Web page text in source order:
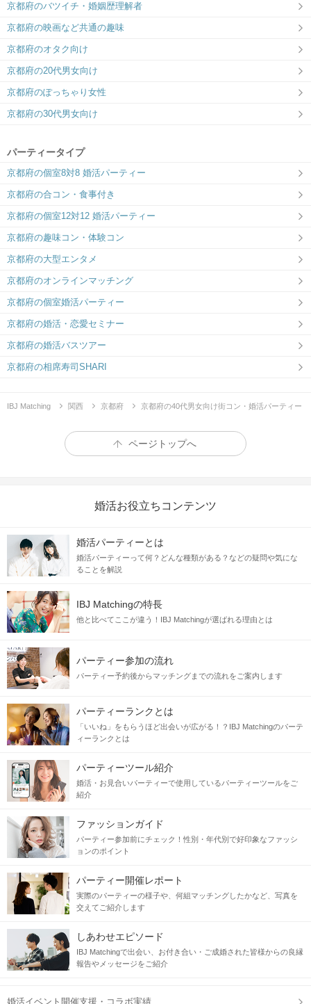
京都府のバツイチ・婚姻歴理解者
京都府の映画など共通の趣味
京都府のオタク向け
京都府の20代男女向け
京都府のぽっちゃり女性
京都府の30代男女向け
パーティータイプ
京都府の個室8対8 婚活パーティー
京都府の合コン・食事付き
京都府の個室12対12 婚活パーティー
京都府の趣味コン・体験コン
京都府の大型エンタメ
京都府のオンラインマッチング
京都府の個室婚活パーティー
京都府の婚活・恋愛セミナー
京都府の婚活バスツアー
京都府の相席寿司SHARI
IBJ Matching 関西 京都府 京都府の40代男女向け街コン・婚活パーティー
ページトップへ
婚活お役立ちコンテンツ
婚活パーティーとは
婚活パーティーって何？どんな種類がある？などの疑問や気にな
ることを解説
IBJ Matchingの特長
他と比べてここが違う！IBJ Matchingが選ばれる理由とは
パーティー参加の流れ
パーティー予約後からマッチングまでの流れをご案内します
パーティーランクとは
「いいね」をもらうほど出会いが広がる！？IBJ Matchingのパーテ
ィーランクとは
パーティーツール紹介
婚活・お見合いパーティーで使用しているパーティーツールをご
紹介
ファッションガイド
パーティー参加前にチェック！性別・年代別で好印象なファッシ
ョンのポイント
パーティー開催レポート
実際のパーティーの様子や、何組マッチングしたかなど、写真を
交えてご紹介します
しあわせエピソード
IBJ Matchingで出会い、お付き合い・ご成婚された皆様からの良縁
報告やメッセージをご紹介
婚活イベント開催支援・コラボ実績